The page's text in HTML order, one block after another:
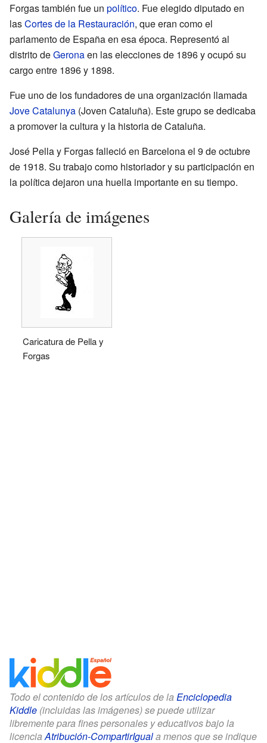
Forgas también fue un político. Fue elegido diputado en
lasCortes de la Restauración, que eran como el
parlamento de España en esa época. Representó al
distrito deGeronaen las elecciones de 1896 y ocupó su
cargo entre 1896 y 1898.
Fue uno de los fundadores de una organización llamada
Jove Catalunya (Joven Cataluña). Este grupo se dedicaba
a promover la cultura y la historia de Cataluña.
José Pella y Forgas falleció en Barcelona el 9 de octubre
de 1918. Su trabajo como historiador y su participación en
la política dejaron una huella importante en su tiempo.
Galería de imágenes
Caricatura de Pella y
Forgas
Todo el contenido de los artículos de la Enciclopedia
Kiddle (incluidas las imágenes) se puede utilizar
libremente para fines personales y educativos bajo la
licencia Atribución-CompartirIguala menos que se indique